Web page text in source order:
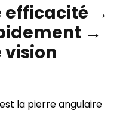
efficacité →
→
vision
la pierre angulaire